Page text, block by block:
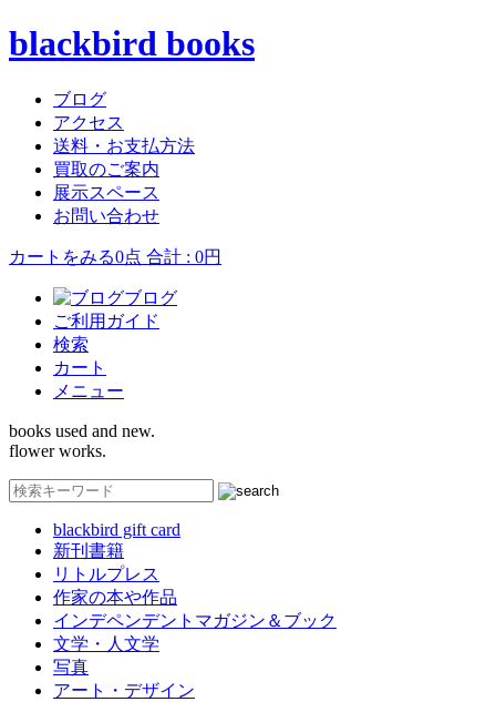
blackbird books
ブログ
アクセス
送料・お支払方法
買取のご案内
展示スペース
お問い合わせ
カートをみる0点 合計 : 0円
ブログ
ご利用ガイド
検索
カート
メニュー
books used and new.
flower works.
blackbird gift card
新刊書籍
リトルプレス
作家の本や作品
インデペンデントマガジン＆ブック
文学・人文学
写真
アート・デザイン